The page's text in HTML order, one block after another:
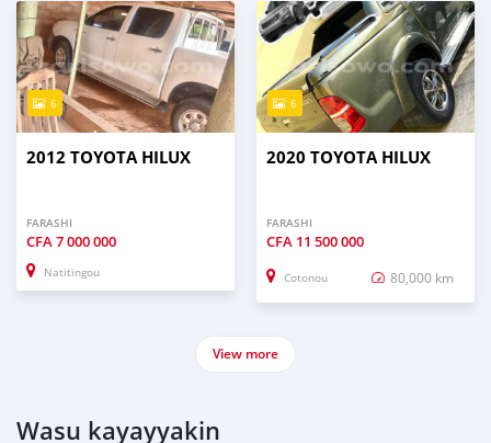
6
2012 TOYOTA HILUX
FARASHI
CFA7 000 000
Natitingou
6
2020 TOYOTA HILUX
FARASHI
CFA 11 500 000
Cotonou 80,000 km
View more
Wasu kayayyakin